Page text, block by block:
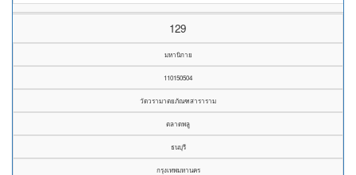
129
มหานิกาย
110150504
วัดวรามาตยภัณฑสาราราม
ตลาดพลู
ธนบุรี
กรุงเทพมหานคร